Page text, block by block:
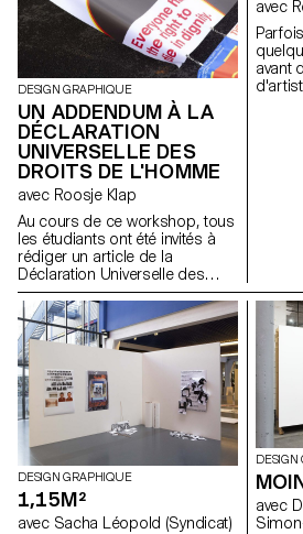
DESIGN GRAPHIQUE
UN ADDENDUM À LA
DÉCLARATION
UNIVERSELLE DES
DROITS DE L'HOMME
avec Roosje Klap
Au cours de ce workshop, tous
les étudiants ont été invités à
rédiger un article de la
Déclaration Universelle des
Droits de l'Homme, ce qui a
constitué un addendum pour
ce texte historique. Il a formé
une nouvelle partie du temple
qui détient et protège notre
humanité. Afin de fournir un
contexte au travail, les élèves
ont lu et discuté un article
chaque jour, suivi d'un sujet
quotidien. À la fin de la
semaine, une extension de la
Déclaration Universelle des
Droits de l'Homme a été
célébrée sous la forme de 20
avant
leur
leur
DESIGN GRAPHIQUE
1,15M²
avec Sacha Léopold (Syndicat)
DESIGN
avec Denis Roueche, Prune